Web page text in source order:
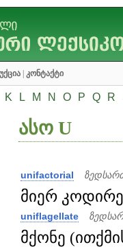
კონტაქტი
K L M N O P Q R
ასო U
unifactorial
მიერ
uniflagellate
მქონე